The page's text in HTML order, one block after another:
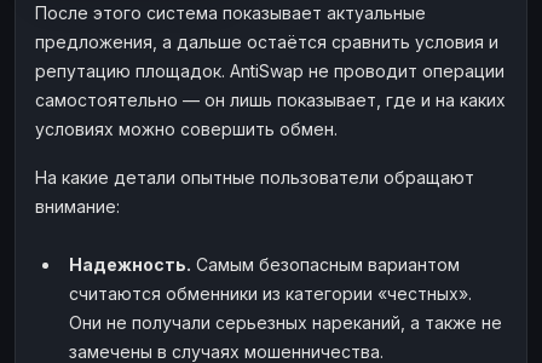
После этого система показывает актуальные
предложения, а дальше остаётся сравнить условия и
репутацию площадок. AntiSwap не проводит операции
самостоятельно — он лишь показывает, где и на каких
условиях можно совершить обмен.
На какие детали опытные пользователи обращают
внимание:
Надежность. Самым безопасным вариантом
считаются обменники из категории «честных».
Они не получали серьезных нареканий, а также не
замечены в случаях мошенничества.